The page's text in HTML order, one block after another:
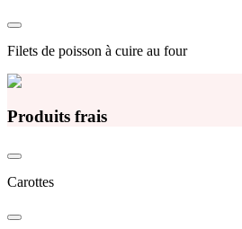
Filets de poisson à cuire au four
Produits frais
Carottes